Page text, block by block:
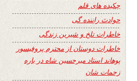
چکیده های قلم
حوادث راننده گی
خاطرات تلخ و شیرین زندگی
خاطرات دوستان از محترم پروفیسور
پوهاند استاد میرحسین شاه در باره
زحمات شان